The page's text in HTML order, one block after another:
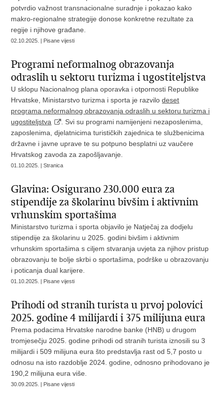
potvrdio važnost transnacionalne suradnje i pokazao kako
makro-regionalne strategije donose konkretne rezultate za
regije i njihove građane.
02.10.2025. | Pisane vijesti
Programi neformalnog obrazovanja
odraslih u sektoru turizma i ugostiteljstva
U sklopu Nacionalnog plana oporavka i otpornosti Republike
Hrvatske, Ministarstvo turizma i sporta je razvilodeset
programa neformalnog obrazovanja odraslih u sektoru turizma i
ugostiteljstva
. Svi su programi namijenjeni nezaposlenima,
zaposlenima, djelatnicima turističkih zajednica te službenicima
državne i javne uprave te su potpuno besplatni uz vaučere
Hrvatskog zavoda za zapošljavanje.
01.10.2025. | Stranica
Glavina: Osigurano 230.000 eura za
stipendije za školarinu bivšim i aktivnim
vrhunskim sportašima
Ministarstvo turizma i sporta objavilo je Natječaj za dodjelu
stipendije za školarinu u 2025. godini bivšim i aktivnim
vrhunskim sportašima s ciljem stvaranja uvjeta za njihov pristup
obrazovanju te bolje skrbi o sportašima, podrške u obrazovanju
i poticanja dual karijere.
01.10.2025. | Pisane vijesti
Prihodi od stranih turista u prvoj polovici
2025. godine 4 milijardi i 375 milijuna eura
Prema podacima Hrvatske narodne banke (HNB) u drugom
tromjesečju 2025. godine prihodi od stranih turista iznosili su 3
milijardi i 509 milijuna eura što predstavlja rast od 5,7 posto u
odnosu na isto razdoblje 2024. godine, odnosno prihodovano je
190,2 milijuna eura više.
30.09.2025. | Pisane vijesti